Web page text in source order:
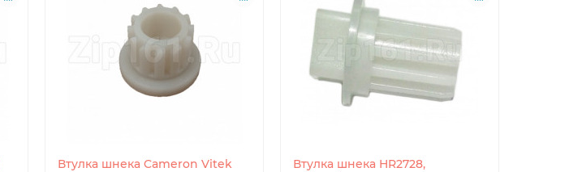
Втулка шнека Cameron Vitek
Втулка шнека HR2728,